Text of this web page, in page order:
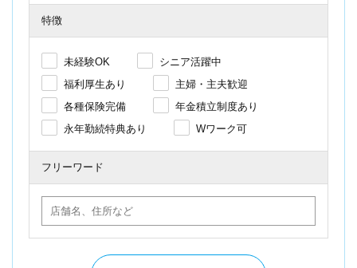
特徴
未経験OK
シニア活躍中
福利厚生あり
主婦・主夫歓迎
各種保険完備
年金積立制度あり
永年勤続特典あり
Wワーク可
フリーワード